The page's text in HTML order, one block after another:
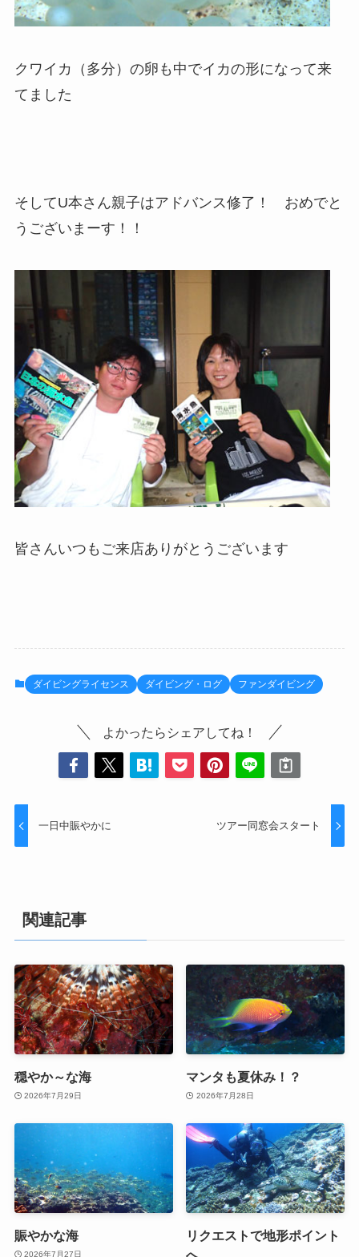
クワイカ（多分）の卵も中でイカの形になって来
てました
そしてU本さん親子はアドバンス修了！ おめでと
うございまーす！！
皆さんいつもご来店ありがとうございます
ダイビングライセンス ダイビング・ログ ファンダイビング
よかったらシェアしてね！
一日中賑やかに ツアー同窓会スタート
関連記事
穏やか～な海
2026年7月29日
マンタも夏休み！？
2026年7月28日
賑やかな海
2026年7月27日
リクエストで地形ポイント